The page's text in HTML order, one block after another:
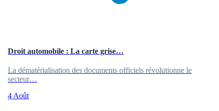
Droit automobile : La carte grise…
La dématérialisation des documents officiels révolutionne le
secteur…
4 Août